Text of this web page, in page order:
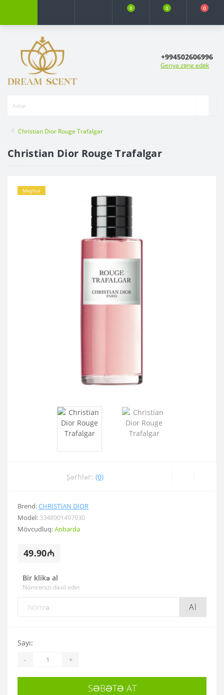
0 0 0
+994502606996
Geriya zəng edək
Christian Dior Rouge Trafalgar
Christian Dior Rouge Trafalgar
Məşhur
Şərhlər: (0)
Brend:CHRISTIAN DIOR
Model: 3348901497930
Mövcudluq:Anbarda
49.90₼
Bir klikə al
Nömrənizi daxil edin
Al
Sayı:
- +
SƏBƏTƏ AT